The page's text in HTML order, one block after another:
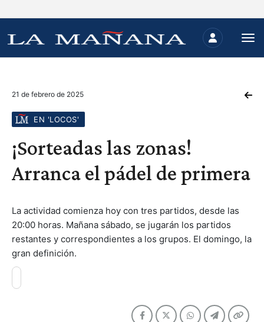
21 de febrero de 2025
EN 'LOCOS'
¡Sorteadas las zonas!
Arranca el pádel de primera
La actividad comienza hoy con tres partidos, desde las
20:00 horas. Mañana sábado, se jugarán los partidos
restantes y correspondientes a los grupos. El domingo, la
gran definición.